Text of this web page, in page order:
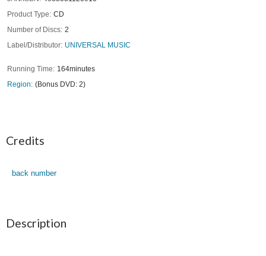
Product Type
CD
Number of Discs 2
Label/Distributor
UNIVERSAL MUSIC
Running Time
164minutes
Region
(Bonus DVD: 2)
Credits
back number
Description